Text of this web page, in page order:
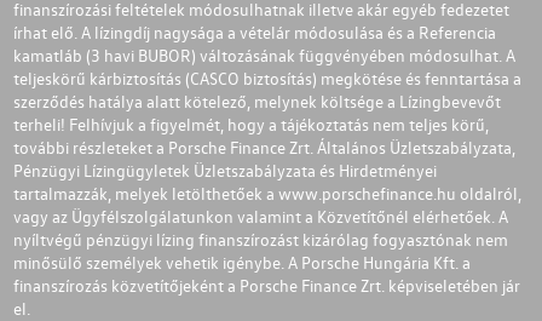
finanszírozási feltételek módosulhatnak illetve akár egyéb fedezetet
írhat elő. A lízingdíj nagysága a vételár módosulása és a Referencia
kamatláb (3 havi BUBOR) változásának függvényében módosulhat. A
teljeskörű kárbiztosítás (CASCO biztosítás) megkötése és fenntartása a
szerződés hatálya alatt kötelező, melynek költsége a Lízingbevevőt
terheli! Felhívjuk a figyelmét, hogy a tájékoztatás nem teljes körű,
további részleteket a Porsche Finance Zrt. Általános Üzletszabályzata,
Pénzügyi Lízingügyletek Üzletszabályzata és Hirdetményei
tartalmazzák, melyek letölthetőek a www.porschefinance.hu oldalról,
vagy az Ügyfélszolgálatunkon valamint a Közvetítőnél elérhetőek. A
nyíltvégű pénzügyi lízing finanszírozást kizárólag fogyasztónak nem
minősülő személyek vehetik igénybe. A Porsche Hungária Kft. a
finanszírozás közvetítőjeként a Porsche Finance Zrt. képviseletében jár
el.